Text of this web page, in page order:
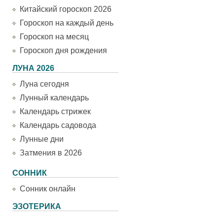
Китайский гороскоп 2026
Гороскоп на каждый день
Гороскоп на месяц
Гороскоп дня рождения
ЛУНА 2026
Луна сегодня
Лунный календарь
Календарь стрижек
Календарь садовода
Лунные дни
Затмения в 2026
СОННИК
Сонник онлайн
ЭЗОТЕРИКА